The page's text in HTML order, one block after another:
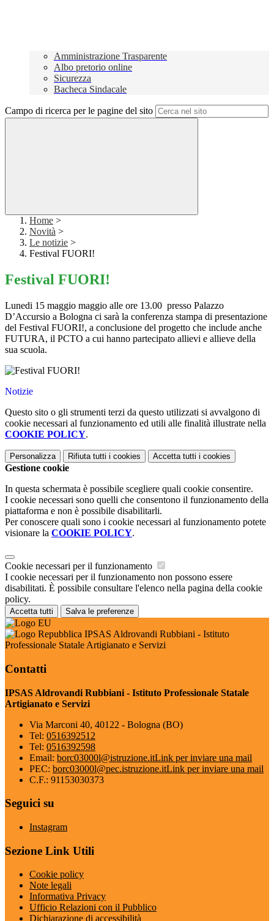
Amministrazione Trasparente
Albo pretorio online
Sicurezza
Bacheca Sindacale
Campo di ricerca per le pagine del sito
Home >
Novità >
Le notizie >
Festival FUORI!
Festival FUORI!
Lunedi 15 maggio maggio alle ore 13.00 presso Palazzo
D’Accursio a Bologna ci sarà la conferenza stampa di presentazione
del Festival FUORI!, a conclusione del progetto che include anche
FUTURA, il PCTO a cui hanno partecipato allievi e allieve della
sua scuola.
Notizie
Questo sito o gli strumenti terzi da questo utilizzati si avvalgono di
cookie necessari al funzionamento ed utili alle finalità illustrate nella
COOKIE POLICY.
Personalizza Rifiuta tutti i cookies Accetta tutti i cookies
Gestione cookie
In questa schermata è possibile scegliere quali cookie consentire.
I cookie necessari sono quelli che consentono il funzionamento della
piattaforma e non è possibile disabilitarli.
Per conoscere quali sono i cookie necessari al funzionamento potete
visionare la COOKIE POLICY.
Cookie necessari per il funzionamento
I cookie necessari per il funzionamento non possono essere
disabilitati. È possibile consultare l'elenco nella pagina della cookie
policy.
Accetta tutti Salva le preferenze
IPSAS Aldrovandi Rubbiani - Istituto
Professionale Statale Artigianato e Servizi
Contatti
IPSAS Aldrovandi Rubbiani - Istituto Professionale Statale
Artigianato e Servizi
Via Marconi 40, 40122 - Bologna (BO)
Tel: 0516392512
Tel: 0516392598
Email: borc03000l@istruzione.itLink per inviare una mail
PEC: borc03000l@pec.istruzione.itLink per inviare una mail
C.F.: 91153030373
Seguici su
Instagram
Sezione Link Utili
Cookie policy
Note legali
Informativa Privacy
Ufficio Relazioni con il Pubblico
Dichiarazione di accessibilità